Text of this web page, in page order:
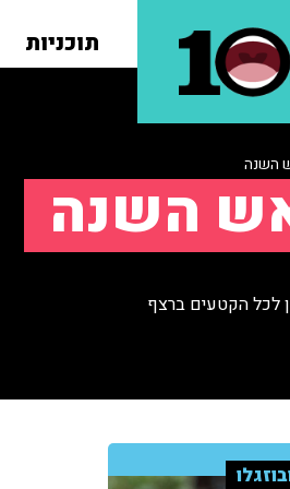
תוכניות
השנה
השנה
לכל הקטעים ברצף